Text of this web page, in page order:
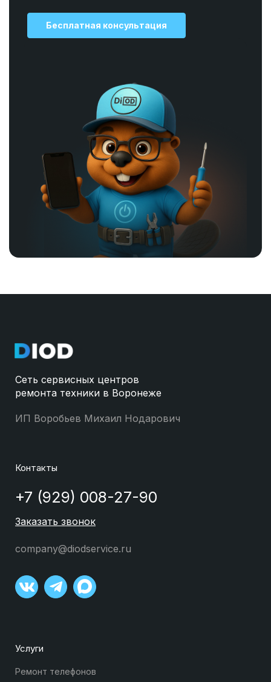
Бесплатная консультация
Сеть сервисных центров
ремонта техники в Воронеже
ИП Воробьев Михаил Нодарович
Контакты
+7 (929) 008-27-90
Заказать звонок
company@diodservice.ru
Услуги
Ремонт телефонов